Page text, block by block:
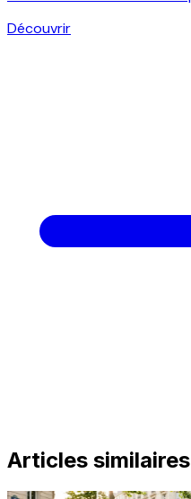
Découvrir
Articles similaires